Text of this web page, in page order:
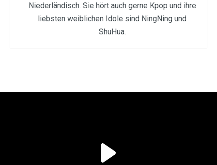
Niederländisch. Sie hört auch gerne Kpop und ihre
liebsten weiblichen Idole sind NingNing und
ShuHua.